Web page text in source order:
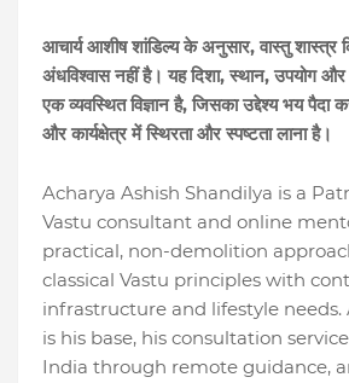
आचार्य आशीष शांडिल्य के अनुसार, वास्तु शास्त्र
अंधविश्वास नहीं है। यह दिशा, स्थान, उपयोग और
एक व्यवस्थित विज्ञान है, जिसका उद्देश्य भय पैदा
और कार्यक्षेत्र में स्थिरता और स्पष्टता लाना है।
Acharya Ashish Shandilya is a
Vastu consultant and online
practical, non-demolition
classical Vastu principles with
infrastructure and lifestyle
is his base, his consultation
India through remote guidance,